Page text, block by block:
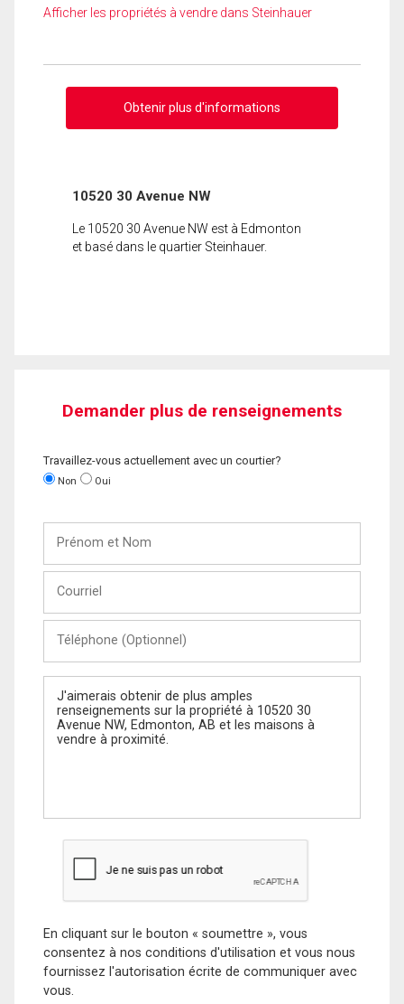
Afficher les propriétés à vendre dans Steinhauer
Obtenir plus d'informations
10520 30 Avenue NW
Le 10520 30 Avenue NW est à Edmonton
et basé dans le quartier Steinhauer.
Demander plus de renseignements
Travaillez-vous actuellement avec un courtier?
Non Oui
Nom
(Optionnel)
Message
En cliquant sur le bouton « soumettre », vous
consentez à nos conditions d'utilisation et vous nous
fournissez l'autorisation écrite de communiquer avec
vous.